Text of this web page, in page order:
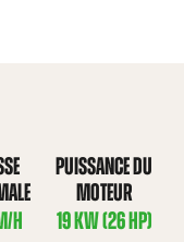
H
PUISSANCE DU
MOTEUR
19 KW (26 HP)